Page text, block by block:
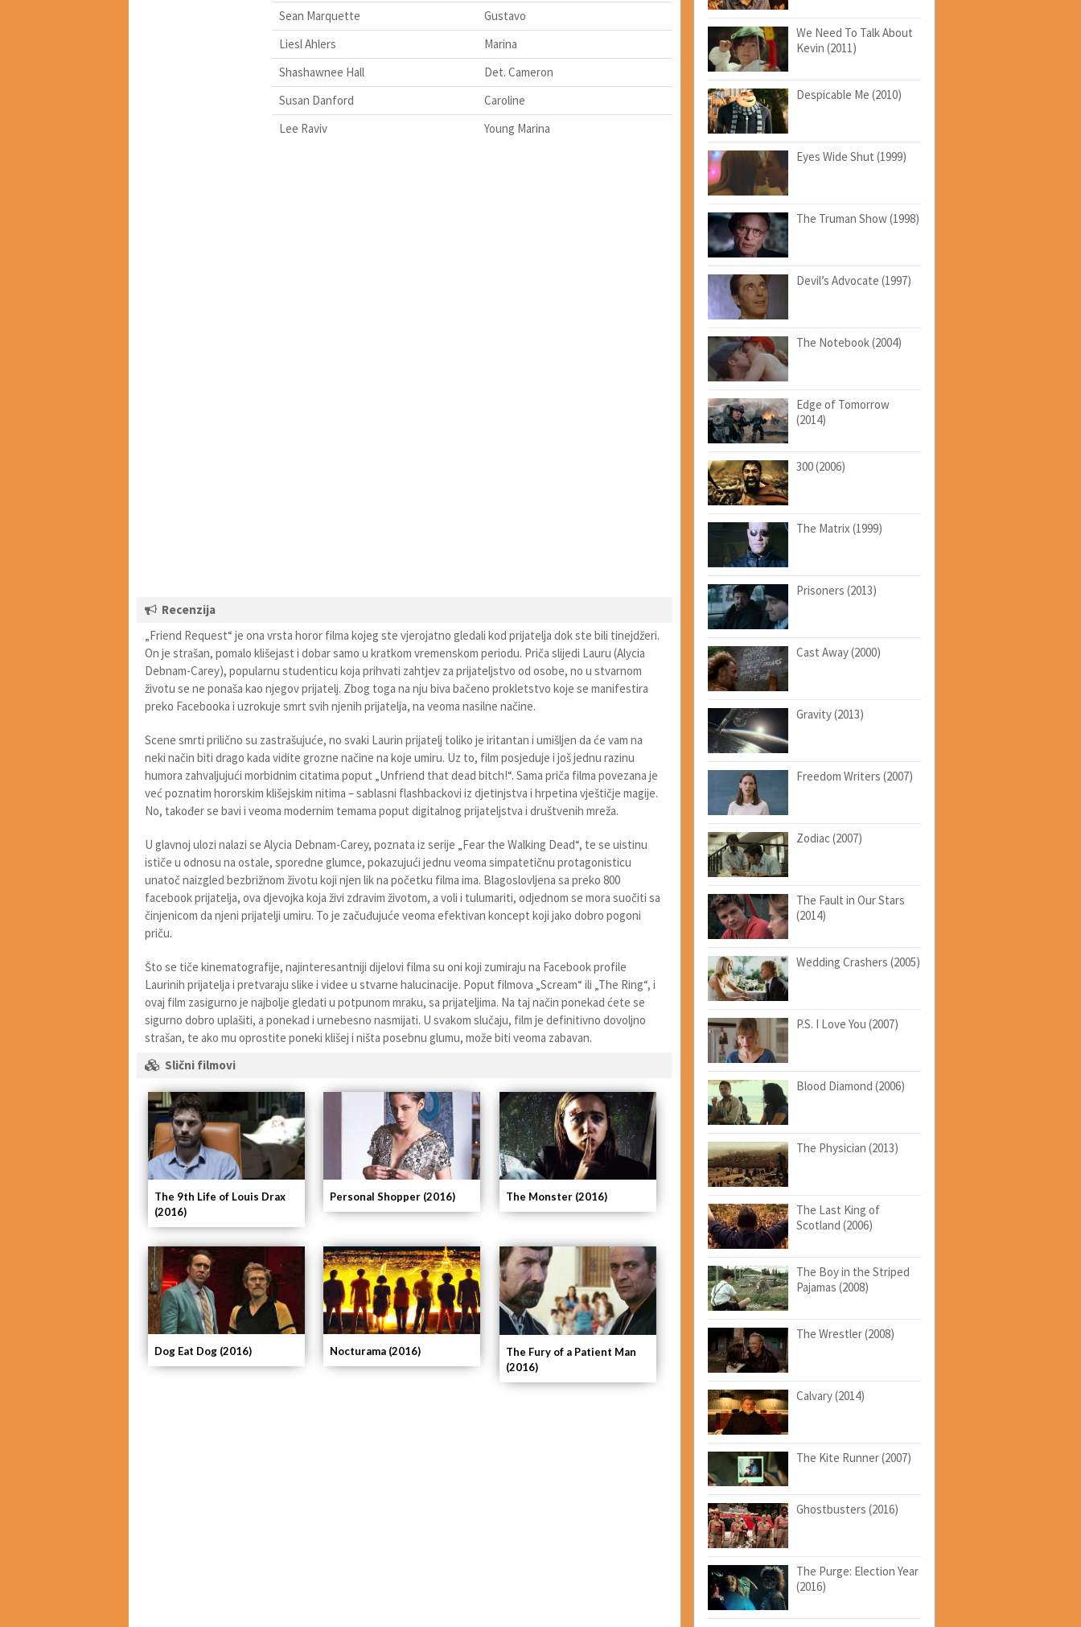
Sean Marquette
Gustavo
Liesl Ahlers
Marina
Shashawnee Hall
Det. Cameron
Susan Danford
Caroline
Lee Raviv
Young Marina
Recenzija
„Friend Request“ je ona vrsta horor filma kojeg ste vjerojatno gledali kod prijatelja dok ste bili tinejdžeri.
On je strašan, pomalo klišejast i dobar samo u kratkom vremenskom periodu. Priča slijedi Lauru (Alycia
Debnam-Carey), popularnu studenticu koja prihvati zahtjev za prijateljstvo od osobe, no u stvarnom
životu se ne ponaša kao njegov prijatelj. Zbog toga na nju biva bačeno prokletstvo koje se manifestira
preko Facebooka i uzrokuje smrt svih njenih prijatelja, na veoma nasilne načine.
Scene smrti prilično su zastrašujuće, no svaki Laurin prijatelj toliko je iritantan i umišljen da će vam na
neki način biti drago kada vidite grozne načine na koje umiru. Uz to, film posjeduje i još jednu razinu
humora zahvaljujući morbidnim citatima poput „Unfriend that dead bitch!“. Sama priča filma povezana je
već poznatim hororskim klišejskim nitima – sablasni flashbackovi iz djetinjstva i hrpetina vještičje magije.
No, također se bavi i veoma modernim temama poput digitalnog prijateljstva i društvenih mreža.
U glavnoj ulozi nalazi se Alycia Debnam-Carey, poznata iz serije „Fear the Walking Dead“, te se uistinu
ističe u odnosu na ostale, sporedne glumce, pokazujući jednu veoma simpatetičnu protagonisticu
unatoč naizgled bezbrižnom životu koji njen lik na početku filma ima. Blagoslovljena sa preko 800
facebook prijatelja, ova djevojka koja živi zdravim životom, a voli i tulumariti, odjednom se mora suočiti sa
činjenicom da njeni prijatelji umiru. To je začuđujuće veoma efektivan koncept koji jako dobro pogoni
priču.
Što se tiče kinematografije, najinteresantniji dijelovi filma su oni koji zumiraju na Facebook profile
Laurinih prijatelja i pretvaraju slike i videe u stvarne halucinacije. Poput filmova „Scream“ ili „The Ring“, i
ovaj film zasigurno je najbolje gledati u potpunom mraku, sa prijateljima. Na taj način ponekad ćete se
sigurno dobro uplašiti, a ponekad i urnebesno nasmijati. U svakom slučaju, film je definitivno dovoljno
strašan, te ako mu oprostite poneki klišej i ništa posebnu glumu, može biti veoma zabavan.
Slični filmovi
The Fury of a Patient Man
(2016)
Nocturama (2016)
Dog Eat Dog (2016)
The Monster (2016)
Personal Shopper (2016)
The 9th Life of Louis Drax
(2016)
We Need To Talk About
Kevin (2011)
Despicable Me (2010)
Eyes Wide Shut (1999)
The Truman Show (1998)
Devil’s Advocate (1997)
The Notebook (2004)
Edge of Tomorrow
(2014)
300 (2006)
The Matrix (1999)
Prisoners (2013)
Cast Away (2000)
Gravity (2013)
Freedom Writers (2007)
Zodiac (2007)
The Fault in Our Stars
(2014)
Wedding Crashers (2005)
P.S. I Love You (2007)
Blood Diamond (2006)
The Physician (2013)
The Last King of
Scotland (2006)
The Boy in the Striped
Pajamas (2008)
The Wrestler (2008)
Calvary (2014)
The Kite Runner (2007)
Ghostbusters (2016)
The Purge: Election Year
(2016)